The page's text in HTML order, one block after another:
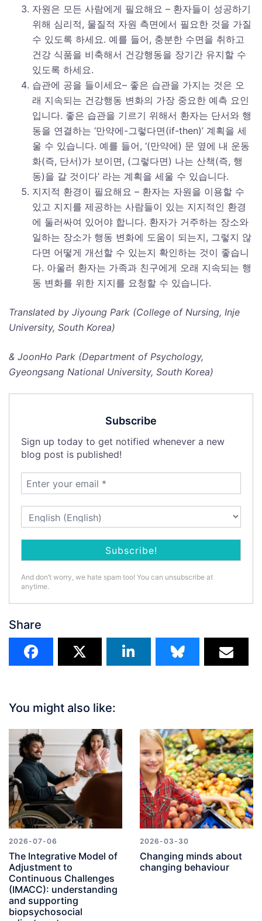
자원은 모든 사람에게 필요해요 – 환자들이 성공하기
위해 심리적, 물질적 자원 측면에서 필요한 것을 가질
수 있도록 하세요. 예를 들어, 충분한 수면을 취하고
건강 식품을 비축해서 건강행동을 장기간 유지할 수
있도록 하세요.
습관에 공을 들이세요– 좋은 습관을 가지는 것은 오
래 지속되는 건강행동 변화의 가장 중요한 예측 요인
입니다. 좋은 습관을 기르기 위해서 환자는 단서와 행
동을 연결하는 ‘만약에-그렇다면(if-then)’ 계획을 세
울 수 있습니다. 예를 들어, ‘(만약에) 문 옆에 내 운동
화(즉, 단서)가 보이면, (그렇다면) 나는 산책(즉, 행
동)을 갈 것이다’ 라는 계획을 세울 수 있습니다.
지지적 환경이 필요해요 – 환자는 자원을 이용할 수
있고 지지를 제공하는 사람들이 있는 지지적인 환경
에 둘러싸여 있어야 합니다. 환자가 거주하는 장소와
일하는 장소가 행동 변화에 도움이 되는지, 그렇지 않
다면 어떻게 개선할 수 있는지 확인하는 것이 좋습니
다. 아울러 환자는 가족과 친구에게 오래 지속되는 행
동 변화를 위한 지지를 요청할 수 있습니다.
Translated by Jiyoung Park (College of Nursing, Inje
University, South Korea)
& JoonHo Park (Department of Psychology,
Gyeongsang National University, South Korea)
Subscribe
Sign up today to get notified whenever a new
blog post is published!
And don’t worry, we hate spam too! You can unsubscribe at
anytime.
Share
You might also like:
2026-07-06
The Integrative Model of
Adjustment to
Continuous Challenges
(IMACC): understanding
and supporting
biopsychosocial
2026-03-30
Changing minds about
changing behaviour